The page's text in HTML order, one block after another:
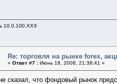
10.0.100.XXX
Re: торговля на рынке foreх,
« Ответ #7 : Июнь 18, 2008, 21:38:41 »
сказал, что фондовый рынок